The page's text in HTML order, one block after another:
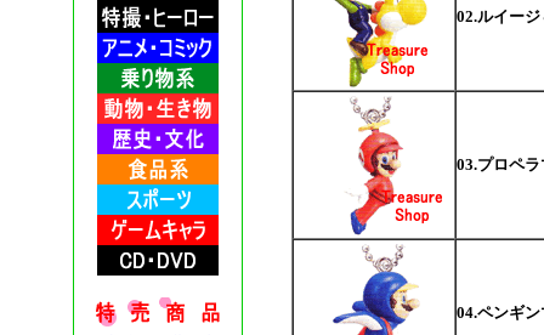
02.ルイー
03.プロペ
04.ペンギ